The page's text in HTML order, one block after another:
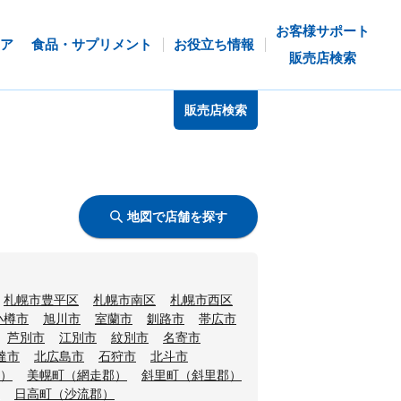
食品・サプリメント お役立ち情報
お客様サポート
販売店検索
販売店検索
地図で店舗を探す
札幌市豊平区 札幌市南区
札幌市西区
樽市 旭川市 室蘭市 釧路市
帯広市
芦別市 江別市 紋別市
名寄市
市 北広島市 石狩市
北斗市
美幌町（網走郡）
斜里町（斜里郡）
日高町（沙流郡）